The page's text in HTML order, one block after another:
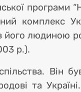
програми
комплекс
людиною
р.).
Він
та